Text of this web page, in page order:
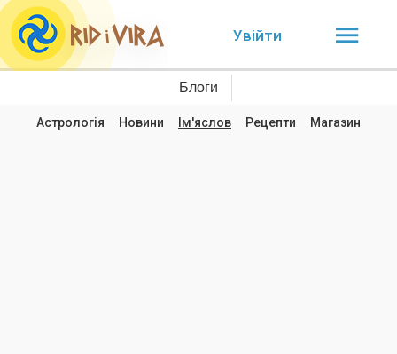
Увійти
Блоги
Астрологія Новини Ім'яслов Рецепти Магазин